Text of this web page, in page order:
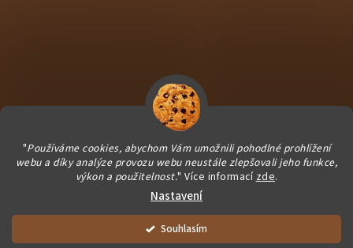
"Používáme cookies, abychom Vám umožnili pohodlné prohlížení
webu a díky analýze provozu webu neustále zlepšovali jeho funkce,
výkon a použitelnost." Více informací zde.
Nastavení
Souhlasím
Vše balíme čerstvě pro Vás. Dárečky vyrábíme ručně a podporujeme
Vytvořil Shoptet Premium
NutWorld.cz. Všechna práva vyhrazena.